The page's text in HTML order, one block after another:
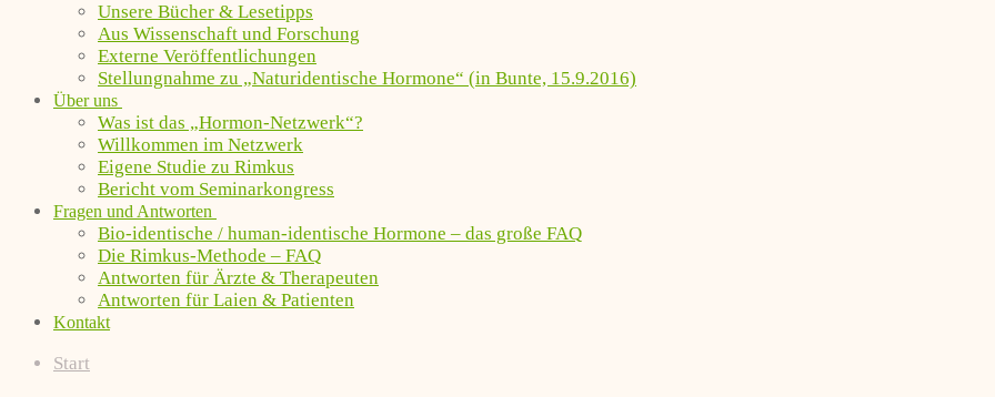
Unsere Bücher & Lesetipps
Aus Wissenschaft und Forschung
Externe Veröffentlichungen
Stellungnahme zu „Naturidentische Hormone“ (in Bunte, 15.9.2016)
Über uns
Was ist das „Hormon-Netzwerk“?
Willkommen im Netzwerk
Eigene Studie zu Rimkus
Bericht vom Seminarkongress
Fragen und Antworten
Bio-identische / human-identische Hormone – das große FAQ
Die Rimkus-Methode – FAQ
Antworten für Ärzte & Therapeuten
Antworten für Laien & Patienten
Kontakt
Start